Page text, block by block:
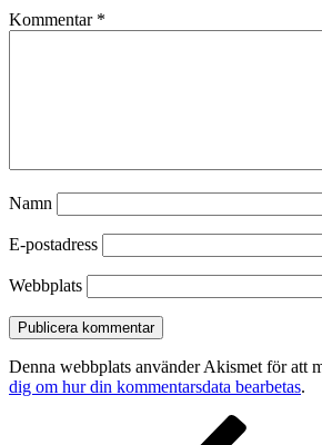
Kommentar *
Namn
E-postadress
Webbplats
Denna webbplats använder Akismet för att
dig om hur din kommentarsdata bearbetas.
Inläggsnavigering